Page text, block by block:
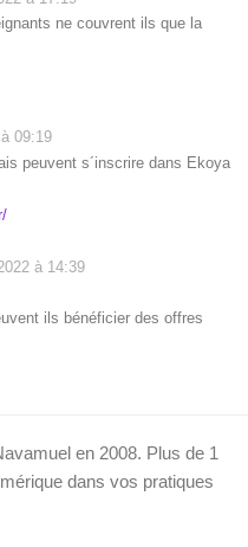
ne couvrent ils que la
09:19
peuvent s´inscrire dans Ekoya
à 14:39
ils bénéficier des offres
en 2008. Plus de 1
dans vos pratiques